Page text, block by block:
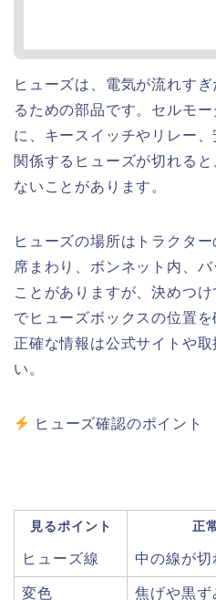
ヒューズは、電気が流れす
るための部品です。セルモ
に、キースイッチやリレー
関係するヒューズが切れる
ないことがあります。
ヒューズの場所はトラクタ
席まわり、ボンネット内、
ことがありますが、決めつ
でヒューズボックスの位置を
正確な情報は公式サイトや
い。
ヒューズ確認のポイント
見るポイント 正
ヒューズ線 中の線が切
変色 焦げや黒ず